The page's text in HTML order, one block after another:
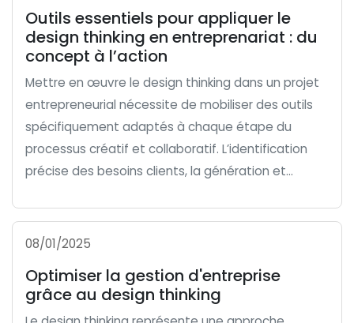
Outils essentiels pour appliquer le
design thinking en entreprenariat : du
concept à l’action
Mettre en œuvre le design thinking dans un projet
entrepreneurial nécessite de mobiliser des outils
spécifiquement adaptés à chaque étape du
processus créatif et collaboratif. L’identification
précise des besoins clients, la génération et...
08/01/2025
Optimiser la gestion d'entreprise
grâce au design thinking